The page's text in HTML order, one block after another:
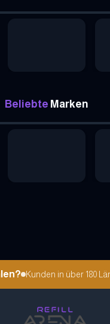
Beliebte Marken
Kunden in über 180